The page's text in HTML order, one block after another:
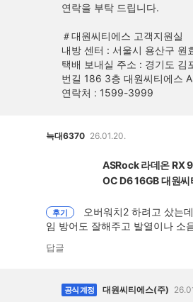
연락을 부탁 드립니다.
＃대원씨티에스 고객지원실
내방 센터 : 서울시 용산구 원
택배 보내실 주소 : 경기도 김
번길 186 3층 대원씨티에스
연락처 : 1599-3999
늑대6370 26.01.20.
ASRock 라데온 RX
OC D6 16GB 대원씨
후기
오버워치2 하려고 샀는
임 방어도 잘해주고 발열이나 소
답글
공식 계정 대원씨티에스(주)